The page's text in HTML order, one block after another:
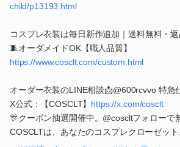
child/p13193.html
コスプレ衣装は毎日新作追加｜送料無料・
🧵オーダメイドOK【職人品質】
https://www.cosclt.com/custom.html
オーダー衣装のLINE相談📩@600rcvvo 特急
X公式：【COSCLT】 https://x.com/cosclt
🎊クーポン抽選開催中。@coscltフォローで
COSCLTは、あなたのコスプレクローゼット